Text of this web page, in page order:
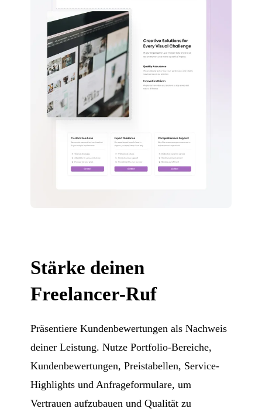
Stärke deinen
Freelancer-Ruf
Präsentiere Kundenbewertungen als Nachweis
deiner Leistung. Nutze Portfolio-Bereiche,
Kundenbewertungen, Preistabellen, Service-
Highlights und Anfrageformulare, um
Vertrauen aufzubauen und Qualität zu